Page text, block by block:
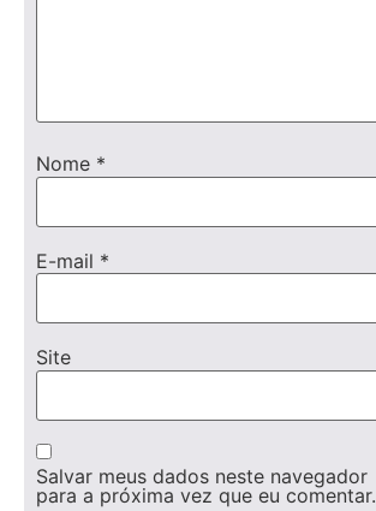
Nome *
E-mail *
Site
Salvar meus dados neste navegador
para a próxima vez que eu comentar.